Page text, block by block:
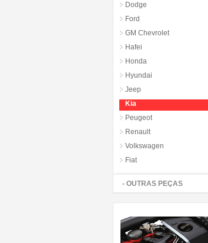
Dodge
Ford
GM Chevrolet
Hafei
Honda
Hyundai
Jeep
Kia
Peugeot
Renault
Volkswagen
Fiat
- OUTRAS PEÇAS